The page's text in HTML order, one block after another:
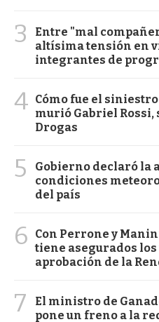
3
Entre "mal
altísima tensión en
integrantes de
4 Cómo fue el
murió Gabriel
Drogas
5
Gobierno declaró la
condiciones
del país
6
Con Perrone y
tiene asegurados los
aprobación de la
7
El ministro de
pone un freno a la